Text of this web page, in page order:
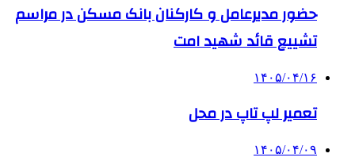
حضور مدیرعامل و کارکنان بانک مسکن در مراسم
تشییع قائد شهید امت
۱۴۰۵/۰۴/۱۶
تعمیر لپ تاپ در محل
۱۴۰۵/۰۴/۰۹